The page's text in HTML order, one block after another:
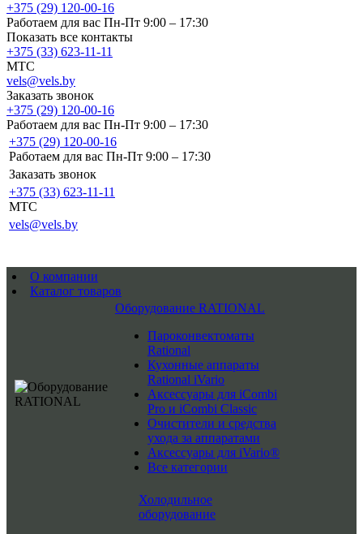
+375 (29) 120-00-16
Работаем для вас Пн-Пт 9:00 – 17:30
Показать все контакты
+375 (33) 623-11-11
MTC
vels@vels.by
Заказать звонок
+375 (29) 120-00-16
Работаем для вас Пн-Пт 9:00 – 17:30
+375 (29) 120-00-16
Работаем для вас Пн-Пт 9:00 – 17:30
Заказать звонок
+375 (33) 623-11-11
MTC
vels@vels.by
О компании
Каталог товаров
Оборудование RATIONAL
Пароконвектоматы
Rational
Кухонные аппараты
Rational iVario
Аксессуары для iCombi
Pro и iCombi Classic
Очистители и средства
ухода за аппаратами
Аксессуары для iVario®
Все категории
Холодильное
оборудование